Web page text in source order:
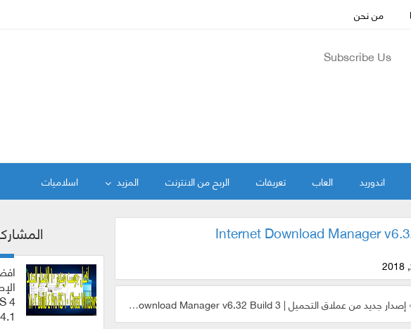
من نحن
Subscribe Us
اندوريد العاب تعريفات الربح من الانترنت المزيد اسلاميات
›إصدار جديد من عملاق التحميل | Internet Download Manager v6.32 Build 3 4